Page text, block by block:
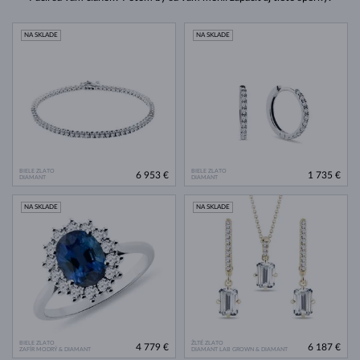
BIELE ZLATO
DIAMANT
NA SKLADE
6 953 €
BIELE ZLATO
DIAMANT
NA SKLADE
1 735 €
BIELE ZLATO
ZAFÍR MODRÝ & DIAMANT
NA SKLADE
4 779 €
ŽLTÉ ZLATO
DIAMANT LAB GROWN & DIAMANT
NA SKLADE
6 187 €